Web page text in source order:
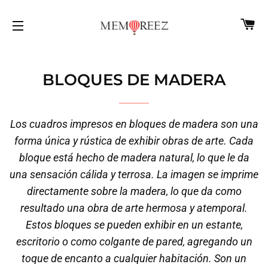
BLOQUES DE MADERA
Los cuadros impresos en bloques de madera son una
forma única y rústica de exhibir obras de arte. Cada
bloque está hecho de madera natural, lo que le da
una sensación cálida y terrosa. La imagen se imprime
directamente sobre la madera, lo que da como
resultado una obra de arte hermosa y atemporal.
Estos bloques se pueden exhibir en un estante,
escritorio o como colgante de pared, agregando un
toque de encanto a cualquier habitación. Son un